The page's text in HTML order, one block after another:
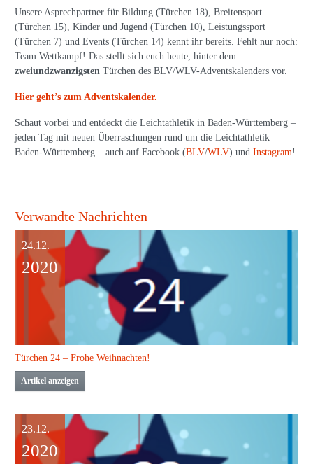
Unsere Asprechpartner für Bildung (Türchen 18), Breitensport
(Türchen 15), Kinder und Jugend (Türchen 10), Leistungssport
(Türchen 7) und Events (Türchen 14) kennt ihr bereits. Fehlt nur noch:
Team Wettkampf! Das stellt sich euch heute, hinter dem
zweiundzwanzigsten Türchen des BLV/WLV-Adventskalenders vor.
Hier geht’s zum Adventskalender.
Schaut vorbei und entdeckt die Leichtathletik in Baden-Württemberg –
jeden Tag mit neuen Überraschungen rund um die Leichtathletik
Baden-Württemberg – auch auf Facebook (BLV/WLV) und Instagram!
Verwandte Nachrichten
24.12.
2020
Türchen 24 – Frohe Weihnachten!
Artikel anzeigen
23.12.
2020